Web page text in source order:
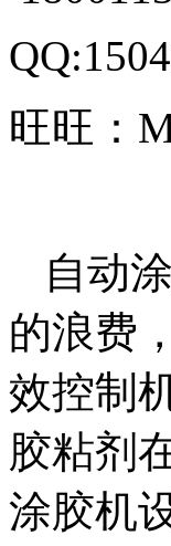
旺旺：
自动涂
的浪费
效控制
胶粘剂
涂胶机